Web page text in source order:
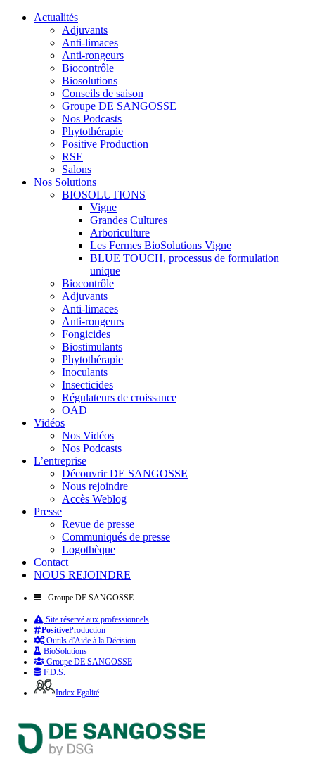
Actualités
Adjuvants
Anti-limaces
Anti-rongeurs
Biocontrôle
Biosolutions
Conseils de saison
Groupe DE SANGOSSE
Nos Podcasts
Phytothérapie
Positive Production
RSE
Salons
Nos Solutions
BIOSOLUTIONS
Vigne
Grandes Cultures
Arboriculture
Les Fermes BioSolutions Vigne
BLUE TOUCH, processus de formulation
unique
Biocontrôle
Adjuvants
Anti-limaces
Anti-rongeurs
Fongicides
Biostimulants
Phytothérapie
Inoculants
Insecticides
Régulateurs de croissance
OAD
Vidéos
Nos Vidéos
Nos Podcasts
L’entreprise
Découvrir DE SANGOSSE
Nous rejoindre
Accès Weblog
Presse
Revue de presse
Communiqués de presse
Logothèque
Contact
NOUS REJOINDRE
Groupe DE SANGOSSE
Site réservé aux professionnels
PositiveProduction
Outils d'Aide à la Décision
BioSolutions
Groupe DE SANGOSSE
F.D.S.
Index Egalité